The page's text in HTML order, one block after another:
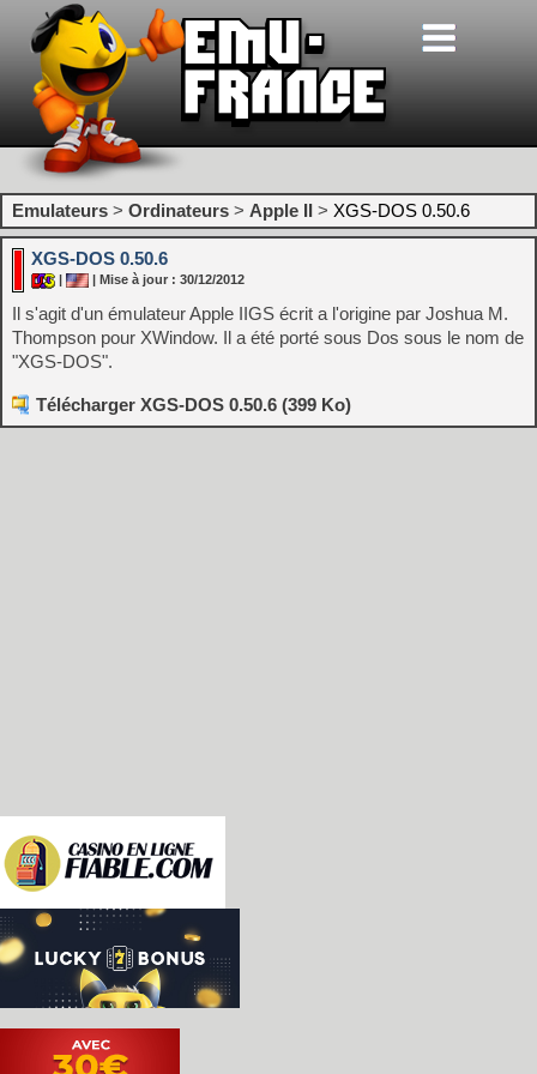
Emulateurs > Ordinateurs > Apple II > XGS-DOS 0.50.6
XGS-DOS 0.50.6
| | Mise à jour : 30/12/2012
Il s'agit d'un émulateur Apple IIGS écrit a l'origine par Joshua M.
Thompson pour XWindow. Il a été porté sous Dos sous le nom de
"XGS-DOS".
Télécharger XGS-DOS 0.50.6 (399 Ko)